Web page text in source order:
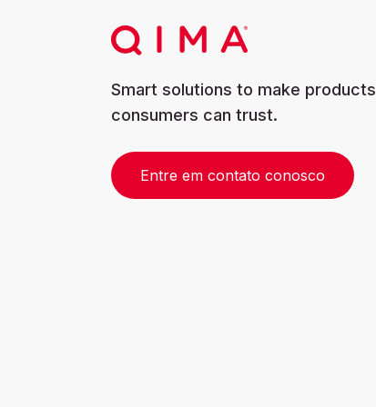
Smart solutions to make products
consumers can trust.
Entre em contato conosco